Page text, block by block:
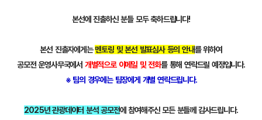
본선에 진출하신 분들 모두 축하드립니다!
본선 진출자에게는멘토링 및 본선 발표심사 등의 안내를 위하여
공모전 운영사무국에서 개별적으로 이메일 및 전화를 통해 연락드릴 예정입니다.
※ 팀의 경우에는 팀장에게 개별 연락드립니다.
2025년 관광데이터 분석 공모전에 참여해주신 모든 분들께 감사드립니다.